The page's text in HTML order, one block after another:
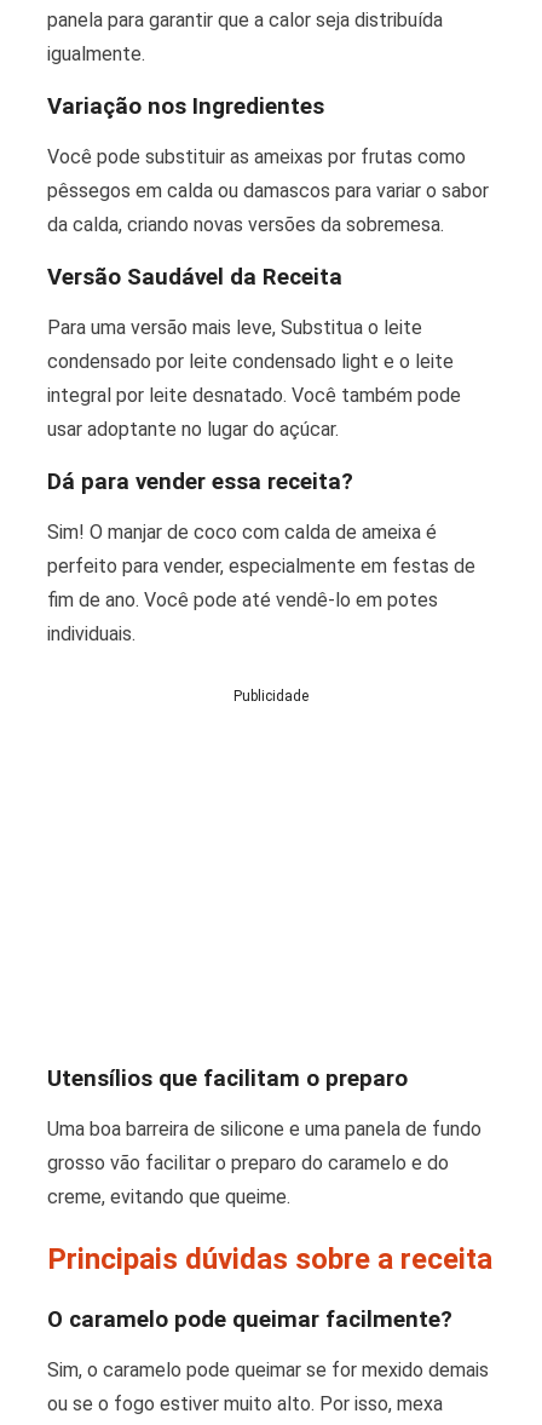
panela para garantir que a calor seja distribuída
igualmente.
Variação nos Ingredientes
Você pode substituir as ameixas por frutas como
pêssegos em calda ou damascos para variar o sabor
da calda, criando novas versões da sobremesa.
Versão Saudável da Receita
Para uma versão mais leve, Substitua o leite
condensado por leite condensado light e o leite
integral por leite desnatado. Você também pode
usar adoptante no lugar do açúcar.
Dá para vender essa receita?
Sim! O manjar de coco com calda de ameixa é
perfeito para vender, especialmente em festas de
fim de ano. Você pode até vendê-lo em potes
individuais.
Publicidade
Utensílios que facilitam o preparo
Uma boa barreira de silicone e uma panela de fundo
grosso vão facilitar o preparo do caramelo e do
creme, evitando que queime.
Principais dúvidas sobre a receita
O caramelo pode queimar facilmente?
Sim, o caramelo pode queimar se for mexido demais
ou se o fogo estiver muito alto. Por isso, mexa